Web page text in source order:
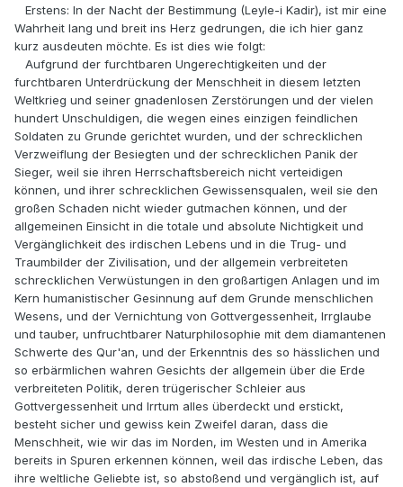
Erstens: In der Nacht der Bestimmung (Leyle-i Kadir), ist mir eine
Wahrheit lang und breit ins Herz gedrungen, die ich hier ganz
kurz ausdeuten möchte. Es ist dies wie folgt:
Aufgrund der furchtbaren Ungerechtigkeiten und der
furchtbaren Unterdrückung der Menschheit in diesem letzten
Weltkrieg und seiner gnadenlosen Zerstörungen und der vielen
hundert Unschuldigen, die wegen eines einzigen feindlichen
Soldaten zu Grunde gerichtet wurden, und der schrecklichen
Verzweiflung der Besiegten und der schrecklichen Panik der
Sieger, weil sie ihren Herrschaftsbereich nicht verteidigen
können, und ihrer schrecklichen Gewissensqualen, weil sie den
großen Schaden nicht wieder gutmachen können, und der
allgemeinen Einsicht in die totale und absolute Nichtigkeit und
Vergänglichkeit des irdischen Lebens und in die Trug- und
Traumbilder der Zivilisation, und der allgemein verbreiteten
schrecklichen Verwüstungen in den großartigen Anlagen und im
Kern humanistischer Gesinnung auf dem Grunde menschlichen
Wesens, und der Vernichtung von Gottvergessenheit, Irrglaube
und tauber, unfruchtbarer Naturphilosophie mit dem diamantenen
Schwerte des Qur'an, und der Erkenntnis des so hässlichen und
so erbärmlichen wahren Gesichts der allgemein über die Erde
verbreiteten Politik, deren trügerischer Schleier aus
Gottvergessenheit und Irrtum alles überdeckt und erstickt,
besteht sicher und gewiss kein Zweifel daran, dass die
Menschheit, wie wir das im Norden, im Westen und in Amerika
bereits in Spuren erkennen können, weil das irdische Leben, das
ihre weltliche Geliebte ist, so abstoßend und vergänglich ist, auf